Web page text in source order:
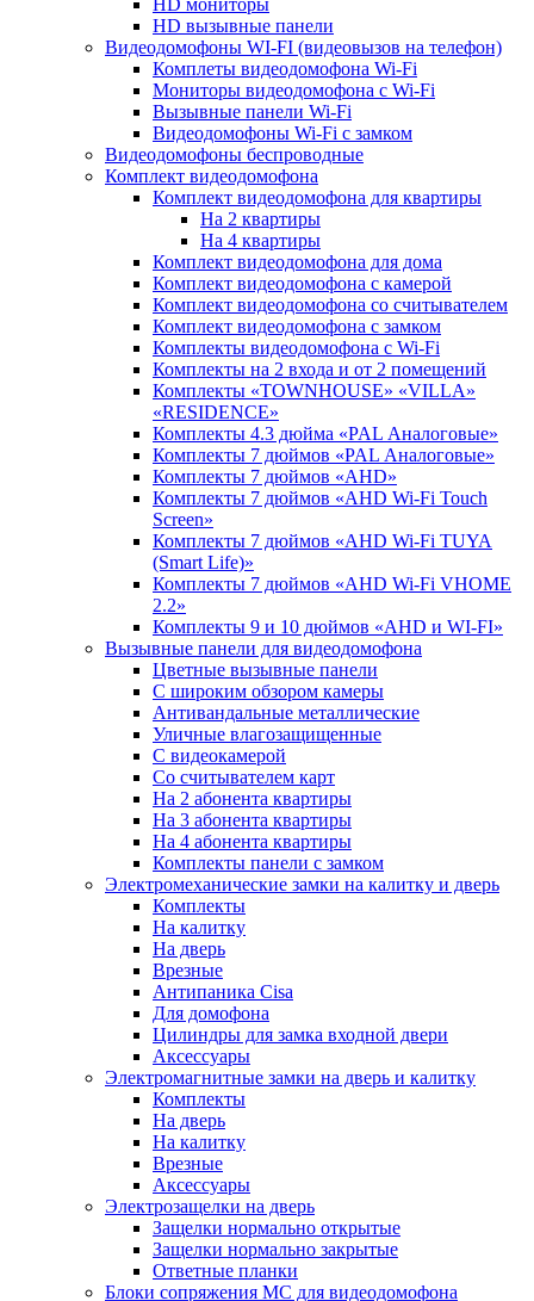
HD мониторы
HD вызывные панели
Видеодомофоны WI-FI (видеовызов на телефон)
Комплеты видеодомофона Wi-Fi
Мониторы видеодомофона с Wi-Fi
Вызывные панели Wi-Fi
Видеодомофоны Wi-Fi с замком
Видеодомофоны беспроводные
Комплект видеодомофона
Комплект видеодомофона для квартиры
На 2 квартиры
На 4 квартиры
Комплект видеодомофона для дома
Комплект видеодомофона с камерой
Комплект видеодомофона со считывателем
Комплект видеодомофона c замком
Комплекты видеодомофона с Wi-Fi
Комплекты на 2 входа и от 2 помещений
Комплекты «TOWNHOUSE» «VILLA»
«RESIDENCE»
Комплекты 4.3 дюйма «PAL Аналоговые»
Комплекты 7 дюймов «PAL Аналоговые»
Комплекты 7 дюймов «AHD»
Комплекты 7 дюймов «AHD Wi-Fi Touch
Screen»
Комплекты 7 дюймов «AHD Wi-Fi TUYA
(Smart Life)»
Комплекты 7 дюймов «AHD Wi-Fi VHOME
2.2»
Комплекты 9 и 10 дюймов «AHD и WI-FI»
Вызывные панели для видеодомофона
Цветные вызывные панели
С широким обзором камеры
Антивандальные металлические
Уличные влагозащищенные
С видеокамерой
Со считывателем карт
На 2 абонента квартиры
На 3 абонента квартиры
На 4 абонента квартиры
Комплекты панели с замком
Электромеханические замки на калитку и дверь
Комплекты
На калитку
На дверь
Врезные
Антипаника Cisa
Для домофона
Цилиндры для замка входной двери
Аксессуары
Электромагнитные замки на дверь и калитку
Комплекты
На дверь
На калитку
Врезные
Аксессуары
Электрозащелки на дверь
Защелки нормально открытые
Защелки нормально закрытые
Ответные планки
Блоки сопряжения МС для видеодомофона